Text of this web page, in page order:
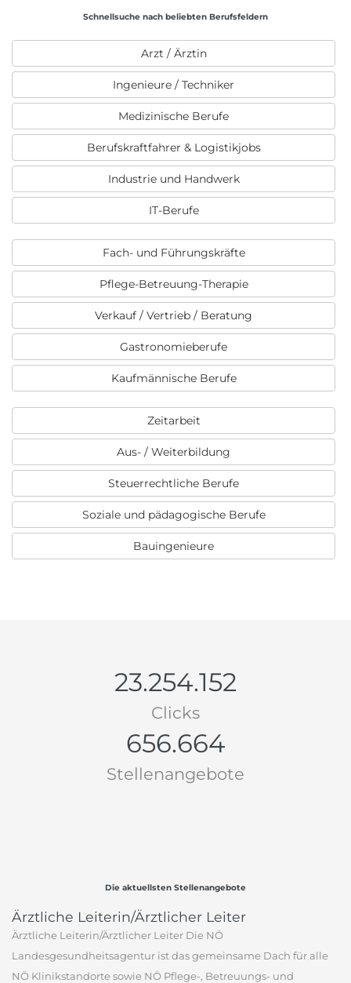
Schnellsuche nach beliebten Berufsfeldern
Arzt / Ärztin
Ingenieure / Techniker
Medizinische Berufe
Berufskraftfahrer & Logistikjobs
Industrie und Handwerk
IT-Berufe
Fach- und Führungskräfte
Pflege-Betreuung-Therapie
Verkauf / Vertrieb / Beratung
Gastronomieberufe
Kaufmännische Berufe
Zeitarbeit
Aus- / Weiterbildung
Steuerrechtliche Berufe
Soziale und pädagogische Berufe
Bauingenieure
23.254.152
Clicks
656.664
Stellenangebote
Die aktuellsten Stellenangebote
Ärztliche Leiterin/Ärztlicher Leiter
Ärztliche Leiterin/Ärztlicher Leiter Die NÖ
Landesgesundheitsagentur ist das gemeinsame Dach für alle
NÖ Klinikstandorte sowie NÖ Pflege-, Betreuungs- und